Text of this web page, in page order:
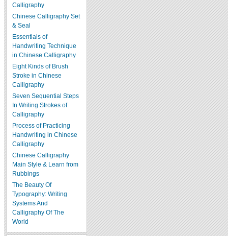
Calligraphy
Chinese Calligraphy Set
& Seal
Essentials of
Handwriting Technique
in Chinese Calligraphy
Eight Kinds of Brush
Stroke in Chinese
Calligraphy
Seven Sequential Steps
In Writing Strokes of
Calligraphy
Process of Practicing
Handwriting in Chinese
Calligraphy
Chinese Calligraphy
Main Style & Learn from
Rubbings
The Beauty Of
Typography: Writing
Systems And
Calligraphy Of The
World